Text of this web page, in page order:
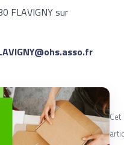
FLAVIGNY sur
Cet